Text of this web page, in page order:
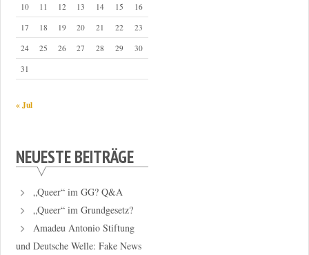
10 11 12 13 14 15
16
17
18 19 20 21 22
23
24
25 26 27 28 29
30
31
« Jul
NEUESTE BEITRÄGE
„Queer“ im GG? Q&A
„Queer“ im Grundgesetz?
Amadeu Antonio Stiftung
und Deutsche Welle: Fake News